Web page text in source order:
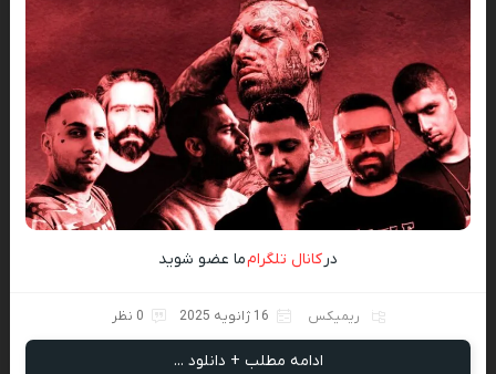
درکانال تلگرامما عضو شوید
ریمیکس 16 ژانویه 2025 0 نظر
ادامه مطلب + دانلود ...